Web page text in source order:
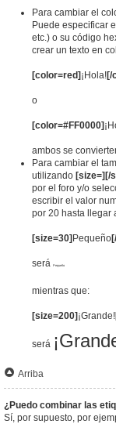
Para cambiar el
Puede especificar
etc.) o su código
crear un texto en
[color=red] ¡Hola![/
o
[color=#FF0000]
ambos se
Para cambiar el
utilizando [size=][/
por el foro y/o
escribir el valor
por 20 hasta llegar
[size=30] Pequeño
será Pequeño
mientras que:
[size=200] ¡Grande!
será
Arriba
¿Puedo combinar las
Sí, por supuesto, por